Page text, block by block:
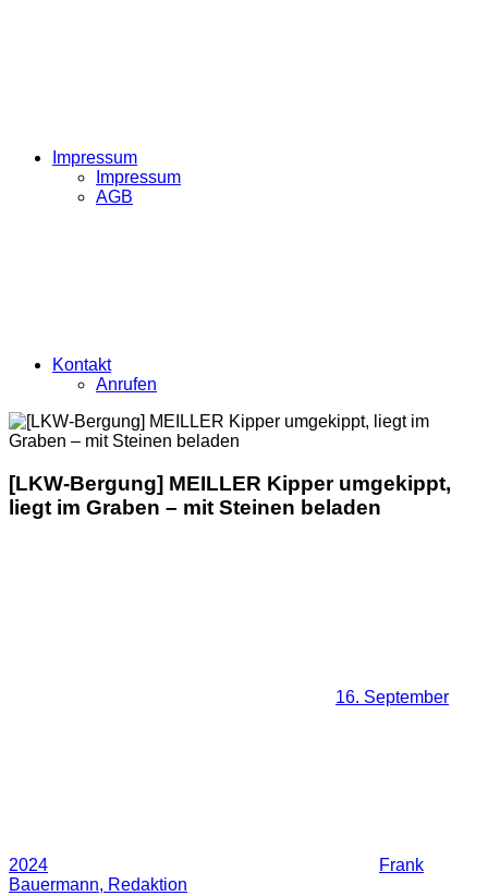
Impressum
Impressum
AGB
Kontakt
Anrufen
[LKW-Bergung] MEILLER Kipper umgekippt,
liegt im Graben – mit Steinen beladen
16. September
2024
Frank
Bauermann, Redaktion